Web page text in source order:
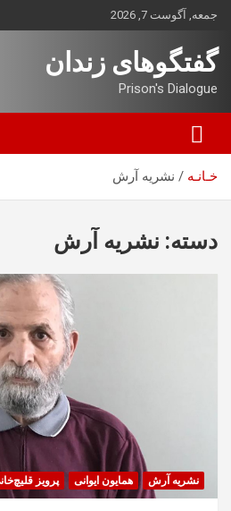
بروید
جمعه, آگوست 7, 2026
گفتگوهای زندان
Prison's Dialogue
خـانـه نشریه آرش
دسته: نشریه آرش
نشریه آرش همایون ایوانی پرویز